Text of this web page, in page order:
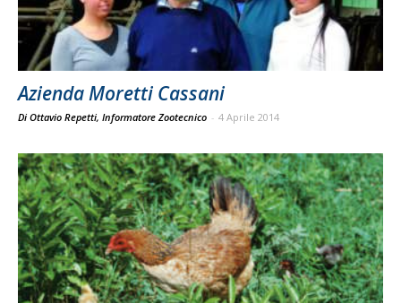
Azienda Moretti Cassani
Di Ottavio Repetti, Informatore Zootecnico - 4 Aprile 2014